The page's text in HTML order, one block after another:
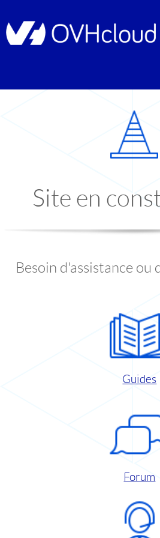
Site en
Besoin d'assistance ou
Guides
Forum